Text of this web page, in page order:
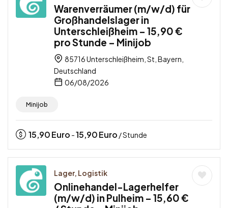
Warenverräumer (m/w/d) für
Großhandelslager in
Unterschleißheim – 15,90 €
pro Stunde – Minijob
85716 Unterschleißheim, St, Bayern,
Deutschland
06/08/2026
Minijob
15,90Euro -15,90Euro / Stunde
Lager, Logistik
Onlinehandel-Lagerhelfer
(m/w/d) in Pulheim – 15,60 €